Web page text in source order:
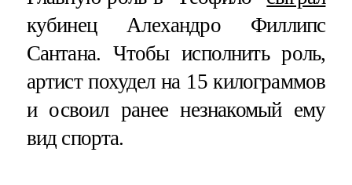
кубинец Алехандро Филлипс
Сантана. Чтобы исполнить роль,
артист похудел на 15 килограммов
и освоил ранее незнакомый ему
вид спорта.